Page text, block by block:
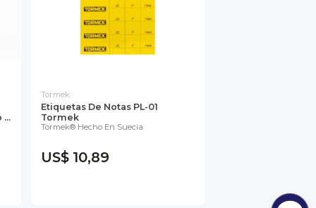
...
Tormek
Etiquetas De Notas PL-01
Tormek
Tormek® Hecho En Suecia
US$ 10,89